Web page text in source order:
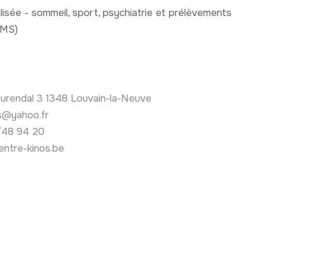
- sommeil, sport, psychiatrie et prélèvements
3 1348 Louvain-la-Neuve
94 20
kinos.be